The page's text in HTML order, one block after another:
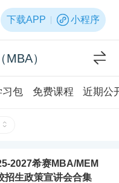
下载APP 小程序
）
习包 免费课程 近期公
2027希赛MBA/MEM
招生政策宣讲会合集